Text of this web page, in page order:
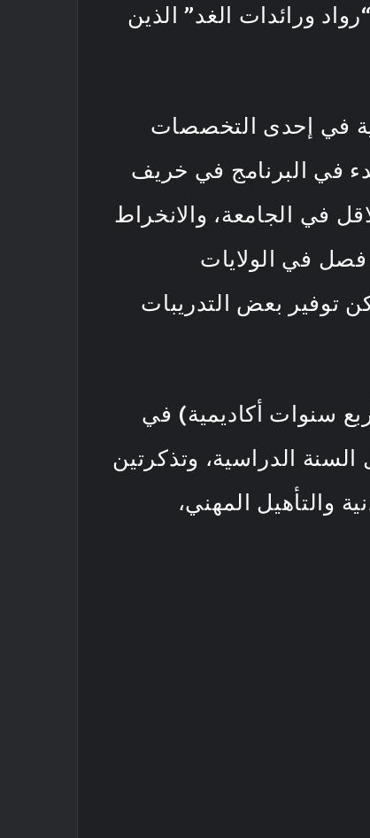
إلى 559 من خريجي برنامج “رواد ورائدات الغد” الذين
في إحدى التخصصات
في البرنامج في خريف
الطلاب والطالبات الحفاظ على معدل 3.0 على الاقل في الجامعة، والانخراط
فصل في الولايات
توفير بعض التدريبات
سنوات أكاديمية) في
الدراسية، وتذكرتين
والتأهيل المهني،